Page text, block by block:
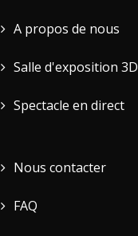
A propos de nous
Salle d'exposition 3D
Spectacle en direct
Nous contacter
FAQ